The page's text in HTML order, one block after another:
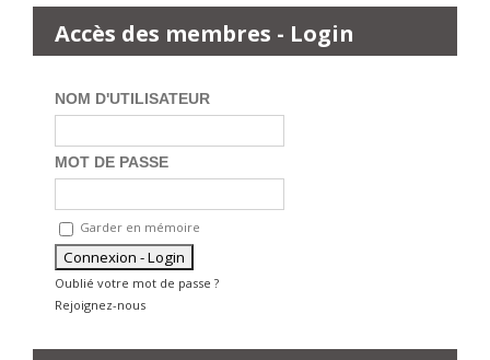
Accès des membres - Login
NOM D'UTILISATEUR
MOT DE PASSE
Garder en mémoire
Oublié votre mot de passe ?
Rejoignez-nous